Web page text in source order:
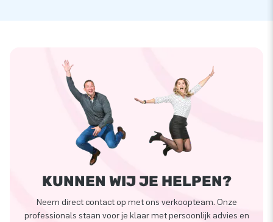
KUNNEN WIJ JE HELPEN?
Neem direct contact op met ons verkoopteam. Onze
professionals staan voor je klaar met persoonlijk advies en